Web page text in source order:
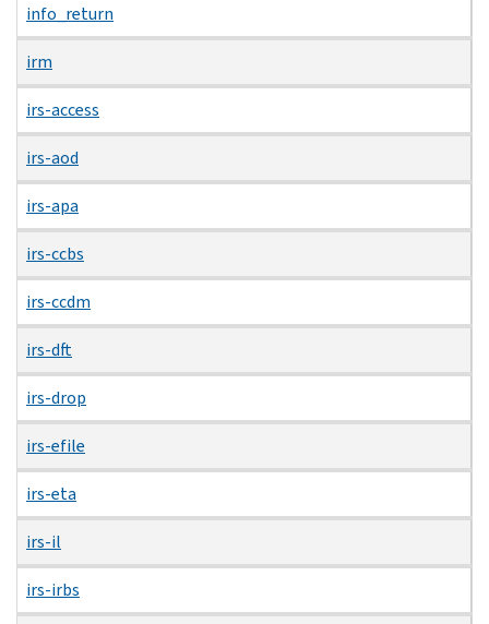
info_return
irm
irs-access
irs-aod
irs-apa
irs-ccbs
irs-ccdm
irs-dft
irs-drop
irs-efile
irs-eta
irs-il
irs-irbs